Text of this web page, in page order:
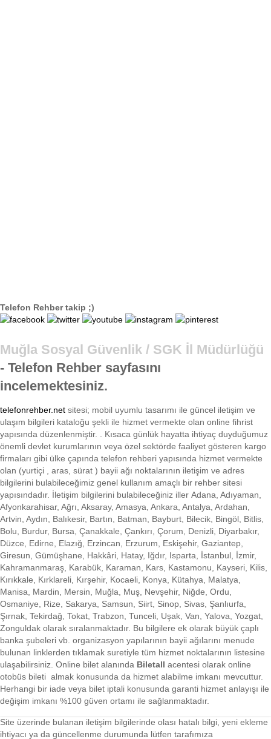
Telefon Rehber takip ;)
Muğla Sosyal Güvenlik / SGK İl Müdürlüğü
- Telefon Rehber sayfasını
incelemektesiniz.
telefonrehber.net sitesi; mobil uyumlu tasarımı ile güncel iletişim ve
ulaşım bilgileri kataloğu şekli ile hizmet vermekte olan online fihrist
yapısında düzenlenmiştir. . Kısaca günlük hayatta ihtiyaç duyduğumuz
önemli devlet kurumlarının veya özel sektörde faaliyet gösteren kargo
firmaları gibi ülke çapında telefon rehberi yapısında hizmet vermekte
olan (yurtiçi , aras, sürat ) bayii ağı noktalarının iletişim ve adres
bilgilerini bulabileceğimiz genel kullanım amaçlı bir rehber sitesi
yapısındadır. İletişim bilgilerini bulabileceğiniz iller Adana, Adıyaman,
Afyonkarahisar, Ağrı, Aksaray, Amasya, Ankara, Antalya, Ardahan,
Artvin, Aydın, Balıkesir, Bartın, Batman, Bayburt, Bilecik, Bingöl, Bitlis,
Bolu, Burdur, Bursa, Çanakkale, Çankırı, Çorum, Denizli, Diyarbakır,
Düzce, Edirne, Elazığ, Erzincan, Erzurum, Eskişehir, Gaziantep,
Giresun, Gümüşhane, Hakkâri, Hatay, Iğdır, Isparta, İstanbul, İzmir,
Kahramanmaraş, Karabük, Karaman, Kars, Kastamonu, Kayseri, Kilis,
Kırıkkale, Kırklareli, Kırşehir, Kocaeli, Konya, Kütahya, Malatya,
Manisa, Mardin, Mersin, Muğla, Muş, Nevşehir, Niğde, Ordu,
Osmaniye, Rize, Sakarya, Samsun, Siirt, Sinop, Sivas, Şanlıurfa,
Şırnak, Tekirdağ, Tokat, Trabzon, Tunceli, Uşak, Van, Yalova, Yozgat,
Zonguldak olarak sıralanmaktadır. Bu bilgilere ek olarak büyük çaplı
banka şubeleri vb. organizasyon yapılarının bayii ağılarını menude
bulunan linklerden tıklamak suretiyle tüm hizmet noktalarının listesine
ulaşabilirsiniz. Online bilet alanında Biletall acentesi olarak online
otobüs bileti almak konusunda da hizmet alabilme imkanı mevcuttur.
Herhangi bir iade veya bilet iptali konusunda garanti hizmet anlayışı ile
değişim imkanı %100 güven ortamı ile sağlanmaktadır.
Site üzerinde bulanan iletişim bilgilerinde olası hatalı bilgi, yeni ekleme
ihtiyacı ya da güncellenme durumunda lütfen tarafımıza